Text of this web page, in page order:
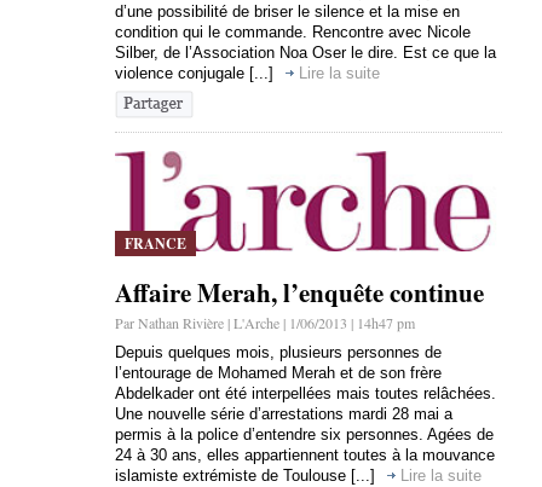
d’une possibilité de briser le silence et la mise en
condition qui le commande. Rencontre avec Nicole
Silber, de l’Association Noa Oser le dire. Est ce que la
violence conjugale [...]
Lire la suite
FRANCE
Affaire Merah, l’enquête continue
Par Nathan Rivière | L'Arche | 1/06/2013 | 14h47 pm
Depuis quelques mois, plusieurs personnes de
l’entourage de Mohamed Merah et de son frère
Abdelkader ont été interpellées mais toutes relâchées.
Une nouvelle série d’arrestations mardi 28 mai a
permis à la police d’entendre six personnes. Agées de
24 à 30 ans, elles appartiennent toutes à la mouvance
islamiste extrémiste de Toulouse [...]
Lire la suite